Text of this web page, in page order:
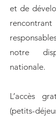
et de
notre
nationale.
L’accès
(petits-